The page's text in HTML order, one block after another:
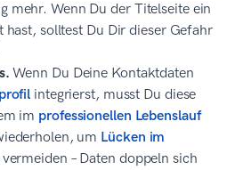
mehr. Wenn Du der Titelseite ein
hast, solltest Du Dir dieser Gefahr
Wenn Du Deine Kontaktdaten
integrierst, musst Du diese
im professionellen Lebenslauf
um Lücken im
– Daten doppeln sich